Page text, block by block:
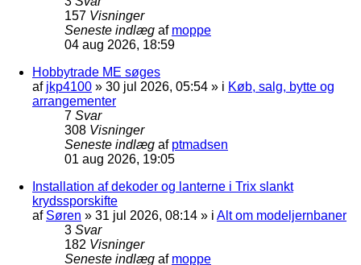
157 Visninger
Seneste indlæg af moppe
04 aug 2026, 18:59
Hobbytrade ME søges
af jkp4100 » 30 jul 2026, 05:54 » i Køb, salg, bytte og
arrangementer
7 Svar
308 Visninger
Seneste indlæg af ptmadsen
01 aug 2026, 19:05
Installation af dekoder og lanterne i Trix slankt
krydssporskifte
af Søren » 31 jul 2026, 08:14 » i Alt om modeljernbaner
3 Svar
182 Visninger
Seneste indlæg af moppe